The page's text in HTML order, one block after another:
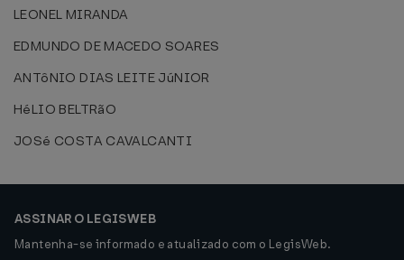
LEONEL MIRANDA
EDMUNDO DE MACEDO SOARES
ANTôNIO DIAS LEITE JúNIOR
HéLIO BELTRãO
JOSé COSTA CAVALCANTI
ASSINAR O LEGISWEB
Mantenha-se informado e atualizado com o LegisWeb.